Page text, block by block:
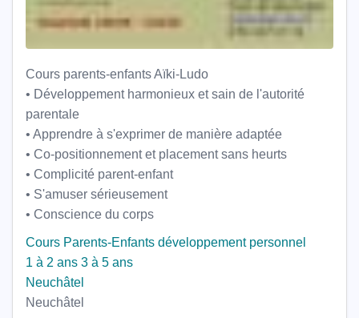
Cours parents-enfants Aïki-Ludo
• Développement harmonieux et sain de l'autorité
parentale
• Apprendre à s'exprimer de manière adaptée
• Co-positionnement et placement sans heurts
• Complicité parent-enfant
• S'amuser sérieusement
• Conscience du corps
Cours Parents-Enfants développement personnel
1 à 2 ans 3 à 5 ans
Neuchâtel
Neuchâtel